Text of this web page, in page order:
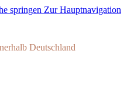
springen Zur Hauptnavigation
Deutschland